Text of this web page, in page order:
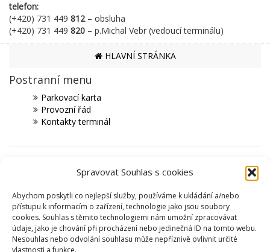
Spravovat Souhlas s cookies
Abychom poskytli co nejlepší služby, používáme k ukládání a/nebo
přístupu k informacím o zařízení, technologie jako jsou soubory
cookies. Souhlas s těmito technologiemi nám umožní zpracovávat
údaje, jako je chování při procházení nebo jedinečná ID na tomto webu.
Nesouhlas nebo odvolání souhlasu může nepříznivě ovlivnit určité
vlastnosti a funkce.
telefon:
(+420) 731 449 812– obsluha
(+420) 731 449 820 – p.Michal Vebr (vedoucí terminálu)
HLAVNÍ STRÁNKA
Postranní menu
Parkovací karta
Provozní řád
Kontakty terminál
SPORTOVIŠTĚ
KRYTÝ PLAVECKÝ BAZÉN
SKI AREÁL PEKLÁK A BIKEPARK
ZIMNÍ STADION NA SKALCE